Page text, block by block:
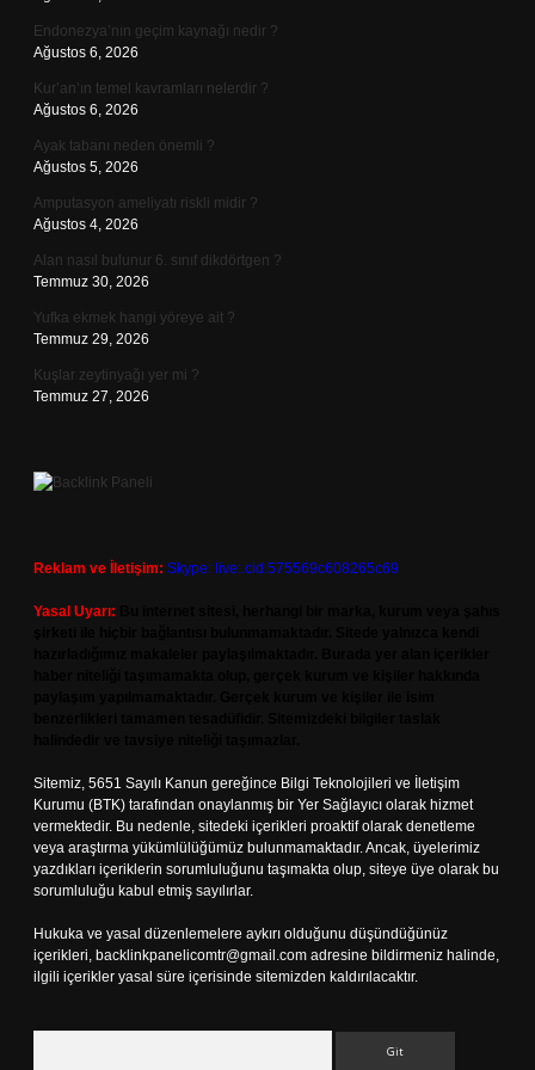
Endonezya’nın geçim kaynağı nedir ?
Ağustos 6, 2026
Kur’an’ın temel kavramları nelerdir ?
Ağustos 6, 2026
Ayak tabanı neden önemli ?
Ağustos 5, 2026
Amputasyon ameliyatı riskli midir ?
Ağustos 4, 2026
Alan nasıl bulunur 6. sınıf dikdörtgen ?
Temmuz 30, 2026
Yufka ekmek hangi yöreye ait ?
Temmuz 29, 2026
Kuşlar zeytinyağı yer mi ?
Temmuz 27, 2026
Reklam ve İletişim: Skype: live:.cid.575569c608265c69
Yasal Uyarı:
Sitemiz, 5651 Sayılı Kanun gereğince Bilgi Teknolojileri ve İletişim
Kurumu (BTK) tarafından onaylanmış bir Yer Sağlayıcı olarak hizmet
vermektedir. Bu nedenle, sitedeki içerikleri proaktif olarak denetleme
veya araştırma yükümlülüğümüz bulunmamaktadır. Ancak, üyelerimiz
yazdıkları içeriklerin sorumluluğunu taşımakta olup, siteye üye olarak bu
sorumluluğu kabul etmiş sayılırlar.
Hukuka ve yasal düzenlemelere aykırı olduğunu düşündüğünüz
içerikleri, backlinkpanelicomtr@gmail.com adresine bildirmeniz halinde,
ilgili içerikler yasal süre içerisinde sitemizden kaldırılacaktır.